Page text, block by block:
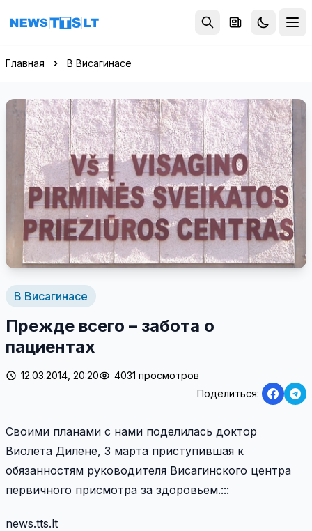
Перейти к содержимому
Главная В Висагинасе
В Висагинасе
Прежде всего – забота о
пациентах
12.03.2014, 20:20
4031 просмотров
Поделиться:
Своими планами с нами поделилась доктор
Виолета Дилене, 3 марта приступившая к
обязанностям руководителя Висагинского центра
первичного присмотра за здоровьем.:::
news.tts.lt